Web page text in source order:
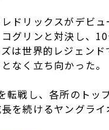
ドリックスがデビュ
グリンと対決し、
は世界的レジェン
なく立ち向かった。
転戦し、各所のトッ
を続けるヤングライ